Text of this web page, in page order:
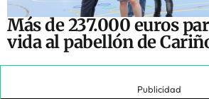
Más de 237.000 euros
vida al pabellón de
Publicidad